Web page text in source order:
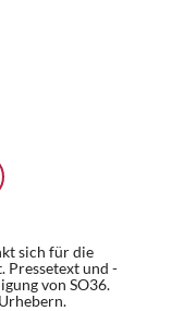
sich für die
Pressetext und -
von SO36.